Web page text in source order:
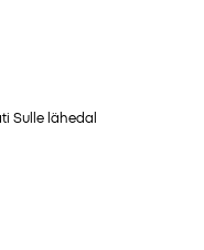
Sulle lähedal